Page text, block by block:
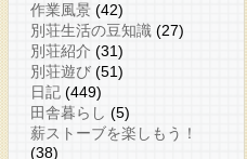
作業風景 (42)
別荘生活の豆知識 (27)
別荘紹介 (31)
別荘遊び (51)
日記 (449)
田舎暮らし (5)
薪ストーブを楽しもう！
(38)